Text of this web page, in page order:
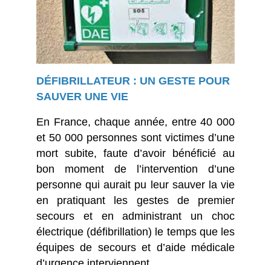
DÉFIBRILLATEUR : UN GESTE POUR
SAUVER UNE VIE
En France, chaque année, entre 40 000
et 50 000 personnes sont victimes d’une
mort subite, faute d’avoir bénéficié au
bon moment de l’intervention d’une
personne qui aurait pu leur sauver la vie
en pratiquant les gestes de premier
secours et en administrant un choc
électrique (défibrillation) le temps que les
équipes de secours et d’aide médicale